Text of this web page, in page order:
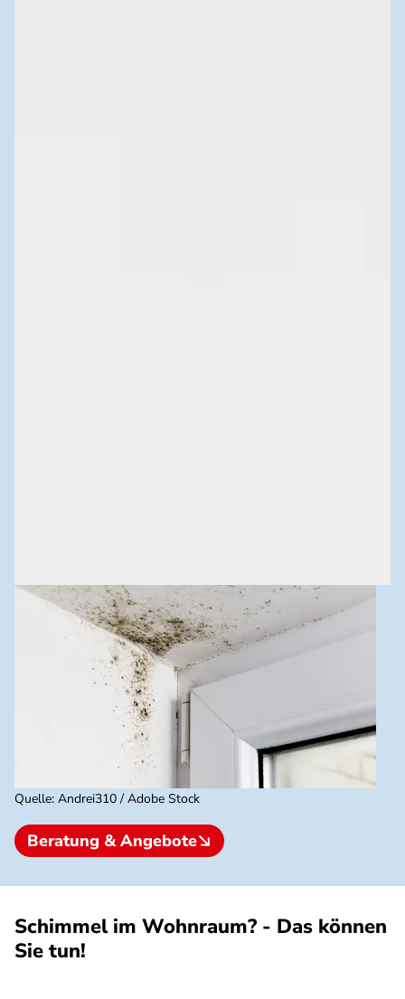
Quelle: Andrei310 / Adobe Stock
Beratung & Angebote
Schimmel im Wohnraum? - Das können
Sie tun!